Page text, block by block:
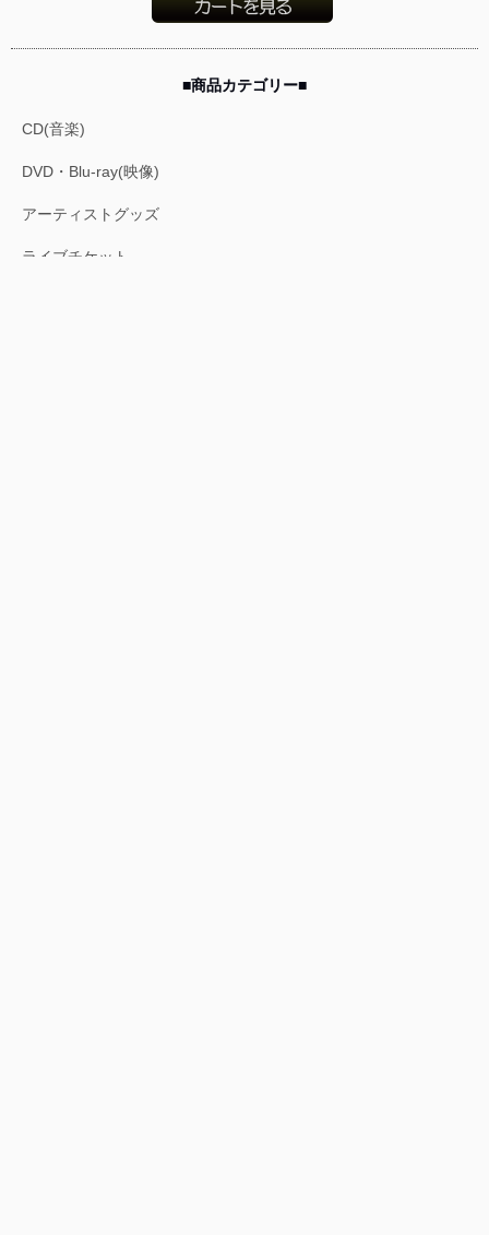
■商品カテゴリー■
CD(音楽)
DVD・Blu-ray(映像)
アーティストグッズ
ライブチケット